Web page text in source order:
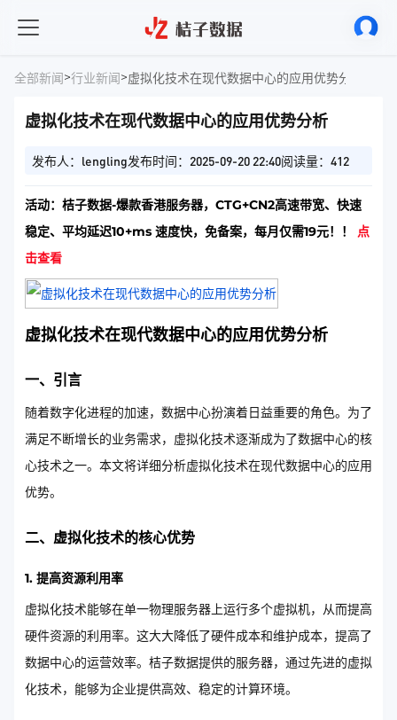
全部新闻>行业新闻>虚拟化技术在现代数据中心的应用优势分析
虚拟化技术在现代数据中心的应用优势分析
发布人：lengling发布时间：2025-09-20 22:40阅读量：412
活动：桔子数据-爆款香港服务器，CTG+CN2高速带宽、快速
稳定、平均延迟10+ms 速度快，免备案，每月仅需19元！！ 点
击查看
虚拟化技术在现代数据中心的应用优势分析
一、引言
随着数字化进程的加速，数据中心扮演着日益重要的角色。为了
满足不断增长的业务需求，虚拟化技术逐渐成为了数据中心的核
心技术之一。本文将详细分析虚拟化技术在现代数据中心的应用
优势。
二、虚拟化技术的核心优势
1. 提高资源利用率
虚拟化技术能够在单一物理服务器上运行多个虚拟机，从而提高
硬件资源的利用率。这大大降低了硬件成本和维护成本，提高了
数据中心的运营效率。桔子数据提供的服务器，通过先进的虚拟
化技术，能够为企业提供高效、稳定的计算环境。